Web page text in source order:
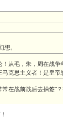
想。
从毛，朱，周在战
克思主义者！是皇帝
在战前战后去抽签"